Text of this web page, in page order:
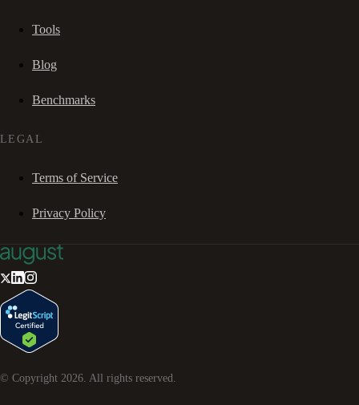
Tools
Blog
Benchmarks
LEGAL
Terms of Service
Privacy Policy
© Copyright 2026 . All rights reserved.